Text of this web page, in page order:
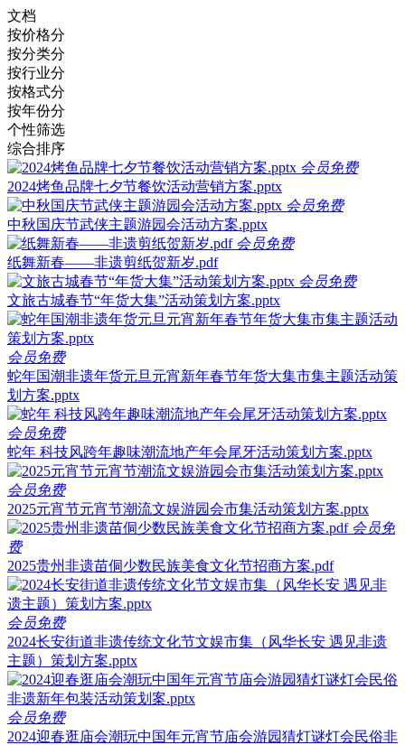
文档
按价格分
按分类分
按行业分
按格式分
按年份分
个性筛选
综合排序
会员免费
2024烤鱼品牌七夕节餐饮活动营销方案.pptx
会员免费
中秋国庆节武侠主题游园会活动方案.pptx
会员免费
纸舞新春——非遗剪纸贺新岁.pdf
会员免费
文旅古城春节“年货大集”活动策划方案.pptx
会员免费
蛇年国潮非遗年货元旦元宵新年春节年货大集市集主题活动策
划方案.pptx
会员免费
蛇年 科技风跨年趣味潮流地产年会尾牙活动策划方案.pptx
会员免费
2025元宵节元宵节潮流文娱游园会市集活动策划方案.pptx
会员免
费
2025贵州非遗苗侗少数民族美食文化节招商方案.pdf
会员免费
2024长安街道非遗传统文化节文娱市集（风华长安 遇见非遗
主题）策划方案.pptx
会员免费
2024迎春逛庙会潮玩中国年元宵节庙会游园猜灯谜灯会民俗非